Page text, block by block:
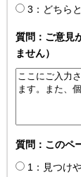
3：どちら
質問：ご意見
ません）
質問：このペ
1：見つけ